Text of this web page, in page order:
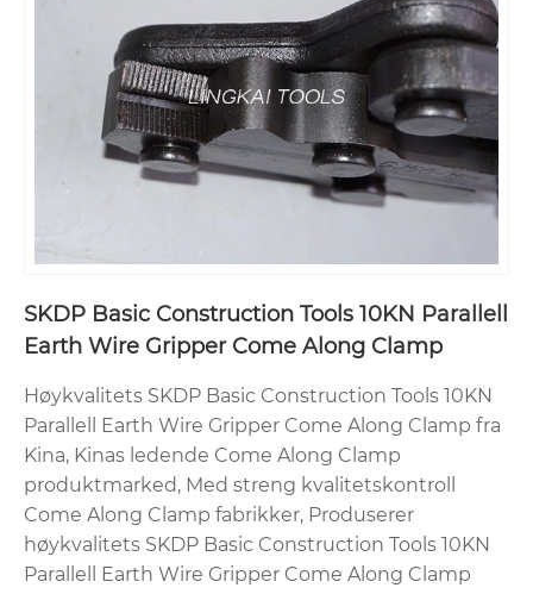
SKDP Basic Construction Tools 10KN Parallell
Earth Wire Gripper Come Along Clamp
Høykvalitets SKDP Basic Construction Tools 10KN
Parallell Earth Wire Gripper Come Along Clamp fra
Kina, Kinas ledende Come Along Clamp
produktmarked, Med streng kvalitetskontroll
Come Along Clamp fabrikker, Produserer
høykvalitets SKDP Basic Construction Tools 10KN
Parallell Earth Wire Gripper Come Along Clamp